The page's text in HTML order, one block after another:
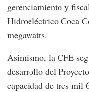
gerenciamiento y
Hidroeléctrico Coca
megawatts.
Asimismo, la CFE
desarrollo del
capacidad de tres mil